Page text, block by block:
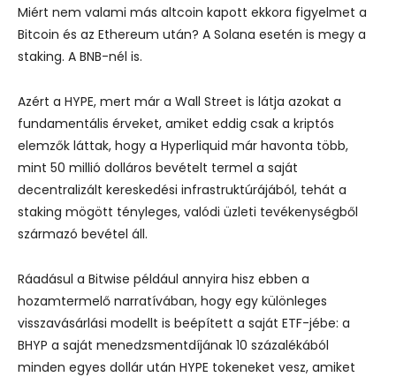
Miért nem valami más altcoin kapott ekkora figyelmet a
Bitcoin és az Ethereum után? A Solana esetén is megy a
staking. A BNB-nél is.
Azért a HYPE, mert már a Wall Street is látja azokat a
fundamentális érveket, amiket eddig csak a kriptós
elemzők láttak, hogy a Hyperliquid már havonta több,
mint 50 millió dolláros bevételt termel a saját
decentralizált kereskedési infrastruktúrájából, tehát a
staking mögött tényleges, valódi üzleti tevékenységből
származó bevétel áll.
Ráadásul a Bitwise például annyira hisz ebben a
hozamtermelő narratívában, hogy egy különleges
visszavásárlási modellt is beépített a saját ETF-jébe: a
BHYP a saját menedzsmentdíjának 10 százalékából
minden egyes dollár után HYPE tokeneket vesz, amiket